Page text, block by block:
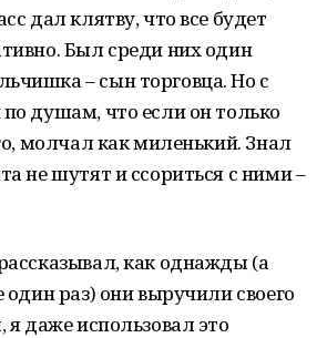
дал клятву, что все будет
Был среди них один
– сын торговца. Но с
душам, что если он только
молчал как миленький. Знал
не шутят и ссориться с ними –
как однажды (а
раз) они выручили своего
я даже использовал это